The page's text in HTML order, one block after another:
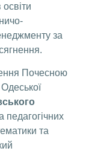
освіти
за
Почесною
педагогічних
та